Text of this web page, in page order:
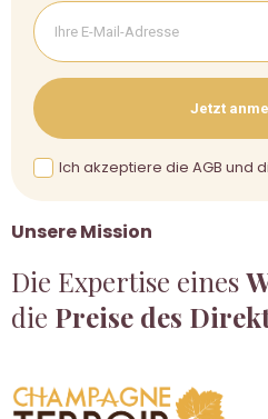
Unsere Mission
Die Expertise eines
die Preise des
Jetzt
Ich akzeptiere die AGB und